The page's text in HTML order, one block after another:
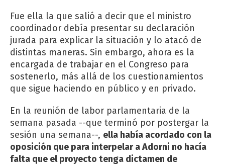
Fue ella la que salió a decir que el ministro
coordinador debía presentar su declaración
jurada para explicar la situación y lo atacó de
distintas maneras. Sin embargo, ahora es la
encargada de trabajar en el Congreso para
sostenerlo, más allá de los cuestionamientos
que sigue haciendo en público y en privado.
En la reunión de labor parlamentaria de la
semana pasada --que terminó por postergar la
sesión una semana--, ella había acordado con la
oposición que para interpelar a Adorni no hacía
falta que el proyecto tenga dictamen de